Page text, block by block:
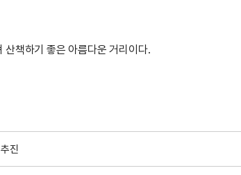
책하기 좋은 아름다운 거리이다.
진